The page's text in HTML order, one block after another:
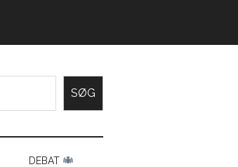
SØG
DEBAT